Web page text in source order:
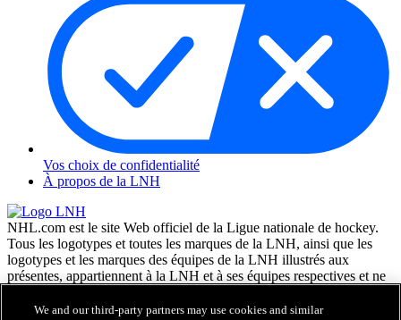
Vos choix de confidentialité
À propos de la LNH
NHL.com est le site Web officiel de la Ligue nationale de hockey.
Tous les logotypes et toutes les marques de la LNH, ainsi que les
logotypes et les marques des équipes de la LNH illustrés aux
présentes, appartiennent à la LNH et à ses équipes respectives et ne
Enterprises, L.P. © LNH 2026. Tous droits réservés. Tous les
We and our third-party partners may use cookies and similar